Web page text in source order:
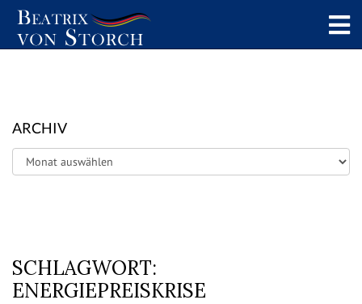
ARCHIV
Archiv
SCHLAGWORT:
ENERGIEPREISKRISE